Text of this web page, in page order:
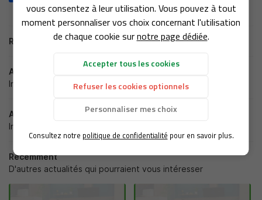
vous consentez à leur utilisation. Vous pouvez à tout
moment personnaliser vos choix concernant l'utilisation
de chaque cookie surnotre page dédiée.
Accepter tous les cookies
Refuser les cookies optionnels
Personnaliser mes choix
Consultez notre politique de confidentialité pour en savoir plus.
CONTACT
09 61 25 29
Retour aux actualités
Actualité précédente
Informations utiles
Actualité suivante
Informations utiles
Récemment
D'autres actualités qui pourraient vous intéresser